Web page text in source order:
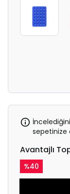
sepetinize
Avantajlı
%40